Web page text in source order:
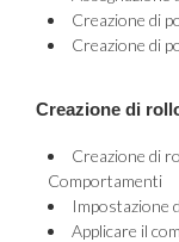
Creazione di
Creazione di
Creazione di
Creazione di
Comportamenti
Impostazione
Applicare il